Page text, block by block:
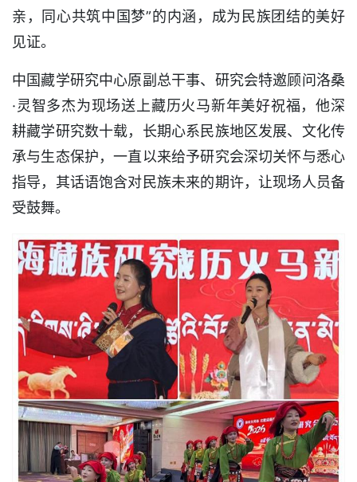
亲，同心共筑中国梦”的内涵，成为民族团结的美好
见证。
中国藏学研究中心原副总干事、研究会特邀顾问洛桑
·灵智多杰为现场送上藏历火马新年美好祝福，他深
耕藏学研究数十载，长期心系民族地区发展、文化传
承与生态保护，一直以来给予研究会深切关怀与悉心
指导，其话语饱含对民族未来的期许，让现场人员备
受鼓舞。